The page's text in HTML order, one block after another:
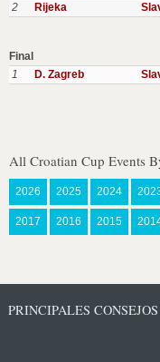
2
Rijeka
Final
1
D. Zagreb
All Croatian Cup Events
2026 2025 2024
2017 2016 2015
PRINCIPALES